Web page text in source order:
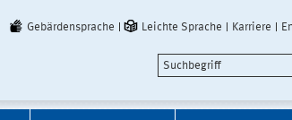
Gebärdensprache Leichte Sprache Karriere